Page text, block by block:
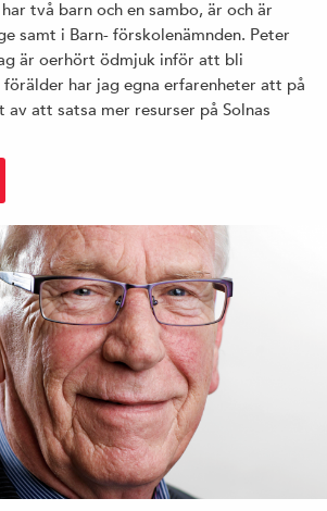
två barn och en sambo, är och är
samt i Barn- förskolenämnden. Peter
är oerhört ödmjuk inför att bli
förälder har jag egna erfarenheter att på
av att satsa mer resurser på Solnas